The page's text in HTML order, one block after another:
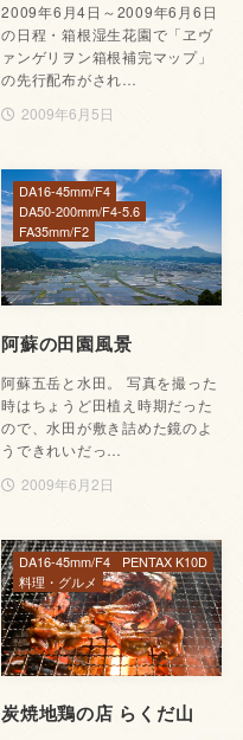
2009年6月4日～2009年6月6日
の日程・箱根湿生花園で「ヱヴ
ァンゲリヲン箱根補完マップ」
の先行配布がされ…
2009年6月5日
阿蘇の田園風景
阿蘇五岳と水田。 写真を撮った
時はちょうど田植え時期だった
ので、水田が敷き詰めた鏡のよ
うできれいだっ…
2009年6月2日
DA16-45mm/F4
DA50-200mm/F4-5.6
FA35mm/F2
炭焼地鶏の店 らくだ山
DA16-45mm/F4
PENTAX K10D
料理・グルメ